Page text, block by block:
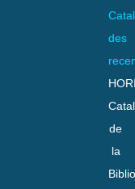
des
de
la